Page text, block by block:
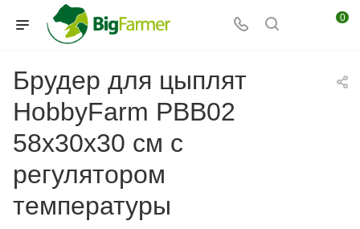
0
Брудер для цыплят
HobbyFarm PBB02
58х30х30 см с
регулятором
температуры